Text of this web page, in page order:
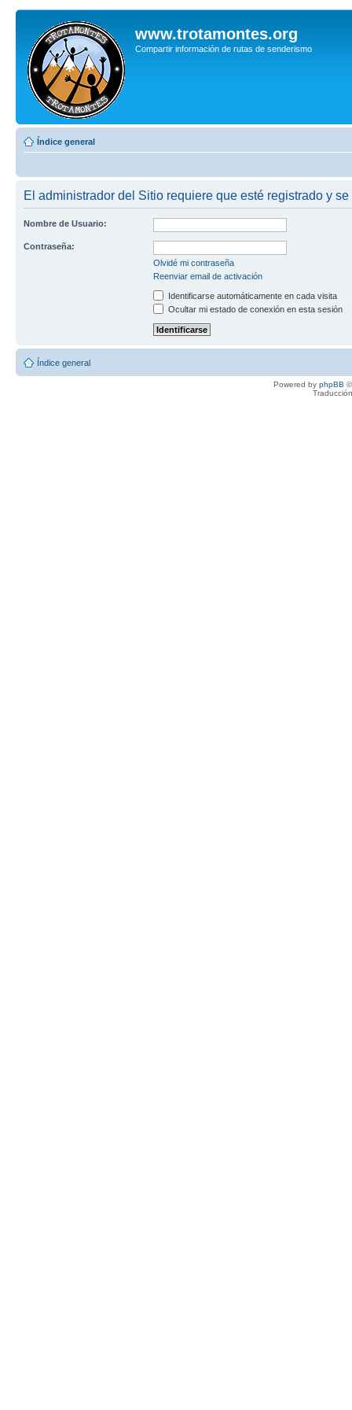
www.trotamontes.org
Compartir información de rutas de senderismo
Índice general
El administrador del Sitio requiere que esté registrado y
Nombre de Usuario:
Contraseña:
Olvidé mi contraseña
Reenviar email de activación
Identificarse automáticamente en cada visita
Ocultar mi estado de conexión en esta sesión
Índice general
Powered by phpBB